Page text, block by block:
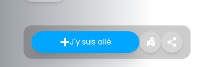
J'y suis allé